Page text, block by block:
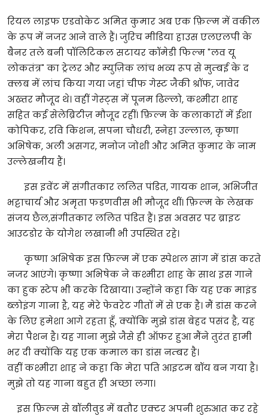
बिज़नेस
रियल लाइफ एडवोकेट अमित कुमार अब एक फ़िल्म में वकील
के रूप में नजर आने वाले हैं। जुरिच मीडिया हाउस एलएलपी के
बैनर तले बनी पॉलिटिकल सटायर कॉमेडी फिल्म "लव यू
लोकतंत्र" का ट्रेलर और म्युज़िक लांच भव्य रूप से मुम्बई के द
क्लब में लांच किया गया जहां चीफ गेस्ट जैकी श्रॉफ, जावेद
अख्तर मौजूद थे। वहीं गेस्ट्स में पूनम ढिल्लो, कश्मीरा शाह
सहित कई सेलेब्रिटीज़ मौजूद रहीं। फ़िल्म के कलाकारों में ईशा
कोपिकर, रवि किशन, सपना चौधरी, स्नेहा उल्लाल, कृष्णा
अभिषेक, अली असगर, मनोज जोशी और अमित कुमार के नाम
उल्लेखनीय हैं।
इस इवेंट में संगीतकार ललित पंडित, गायक शान, अभिजीत
भट्टाचार्य और अमृता फडणवीस भी मौजूद थीं। फ़िल्म के लेखक
संजय छैल,संगीतकार ललित पंडित हैं। इस अवसर पर ब्राइट
आउटडोर के योगेश लखानी भी उपस्थित रहे।
कृष्णा अभिषेक इस फ़िल्म में एक स्पेशल सांग में डांस करते
नजर आएंगे। कृष्णा अभिषेक ने कश्मीरा शाह के साथ इस गाने
का हुक स्टेप भी करके दिखाया। उन्होंने कहा कि यह एक माइंड
ब्लोइंग गाना है, यह मेरे फेवरेट गीतों में से एक है। मैं डांस करने
के लिए हमेशा आगे रहता हूँ, क्योंकि मुझे डांस बेहद पसंद है, यह
मेरा पैशन है। यह गाना मुझे जैसे ही ऑफर हुआ मैंने तुरंत हामी
भर दी क्योंकि यह एक कमाल का डांस नम्बर है।
वहीं कश्मीरा शाह ने कहा कि मेरा पति आइटम बॉय बन गया है।
मुझे तो यह गाना बहुत ही अच्छा लगा।
इस फ़िल्म से बॉलीवुड में बतौर एक्टर अपनी शुरुआत कर रहे